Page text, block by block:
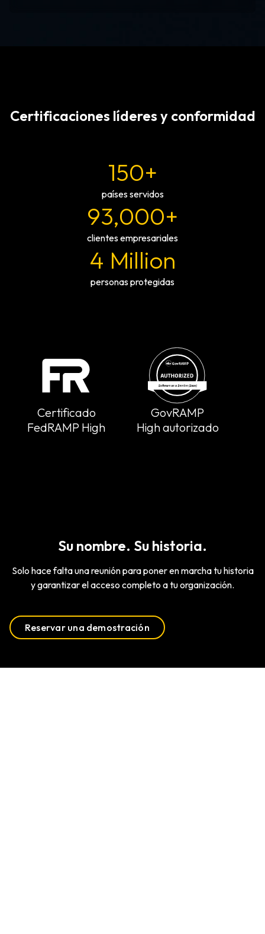
Certificaciones líderes y conformidad
150+
países servidos
93,000+
clientes empresariales
4 Million
personas protegidas
Certificado
High
GovRAMP
High autorizado
Su nombre. Su historia.
Solo hace falta una reunión para poner en marcha tu historia
y garantizar el acceso completo a tu organización.
Reservar una demostración